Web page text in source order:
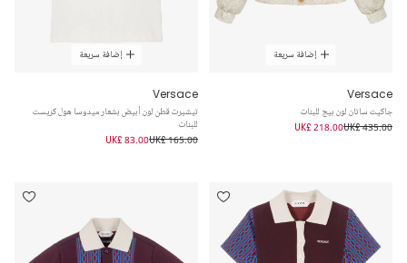
إضافة سريعة
Versace
جاكيت ساتان لون بيج للبنات
UK£ 435.00
UK£ 218.00
إضافة سريعة
Versace
تيشيرت قطن لون أبيض بشعار ميدوسا هول كريست
للبنات
UK£ 165.00
UK£ 83.00